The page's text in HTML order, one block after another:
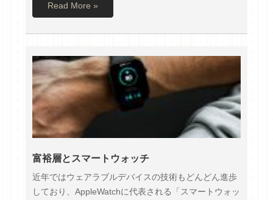
Read More »
富裕層とスマートウォッチ
近年ではウェアラブルデバイスの技術もどんどん進歩
しており、AppleWatchに代表される「スマートウォッ